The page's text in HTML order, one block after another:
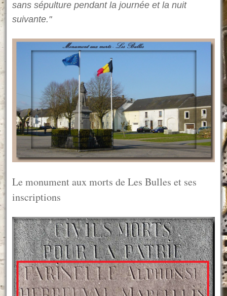
sans sépulture pendant la journée et la nuit
suivante."
Le monument aux morts de Les Bulles et ses
inscriptions